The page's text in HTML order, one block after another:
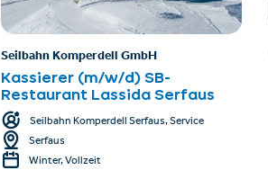
Seilbahn Komperdell GmbH
Kassierer (m/w/d) SB-
Restaurant Lassida Serfaus
Seilbahn Komperdell Serfaus, Service
Serfaus
Winter, Vollzeit